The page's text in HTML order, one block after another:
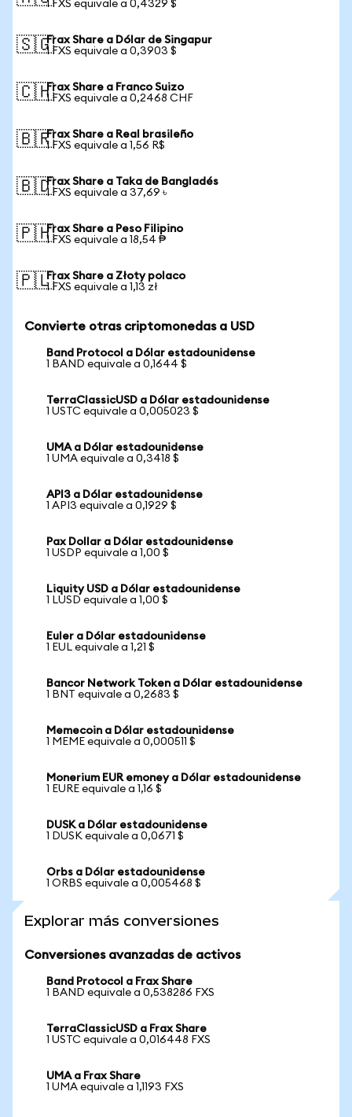
1 FXS equivale a 0,4329 $
🇸🇬Frax Share a Dólar de Singapur
1 FXS equivale a 0,3903 $
🇨🇭Frax Share a Franco Suizo
1 FXS equivale a 0,2468 CHF
🇧🇷Frax Share a Real brasileño
1 FXS equivale a 1,56 R$
🇧🇩Frax Share a Taka de Bangladés
1 FXS equivale a 37,69 ৳
🇵🇭Frax Share a Peso Filipino
1 FXS equivale a 18,54 ₱
🇵🇱Frax Share a Złoty polaco
1 FXS equivale a 1,13 zł
Convierte otras criptomonedas a USD
Band Protocol a Dólar estadounidense
1 BAND equivale a 0,1644 $
TerraClassicUSD a Dólar estadounidense
1 USTC equivale a 0,005023 $
UMA a Dólar estadounidense
1 UMA equivale a 0,3418 $
API3 a Dólar estadounidense
1 API3 equivale a 0,1929 $
Pax Dollar a Dólar estadounidense
1 USDP equivale a 1,00 $
Liquity USD a Dólar estadounidense
1 LUSD equivale a 1,00 $
Euler a Dólar estadounidense
1 EUL equivale a 1,21 $
Bancor Network Token a Dólar estadounidense
1 BNT equivale a 0,2683 $
Memecoin a Dólar estadounidense
1 MEME equivale a 0,000511 $
Monerium EUR emoney a Dólar estadounidense
1 EURE equivale a 1,16 $
DUSK a Dólar estadounidense
1 DUSK equivale a 0,0671 $
Orbs a Dólar estadounidense
1 ORBS equivale a 0,005468 $
Explorar más conversiones
Conversiones avanzadas de activos
Band Protocol a Frax Share
1 BAND equivale a 0,538286 FXS
TerraClassicUSD a Frax Share
1 USTC equivale a 0,016448 FXS
UMA a Frax Share
1 UMA equivale a 1,1193 FXS